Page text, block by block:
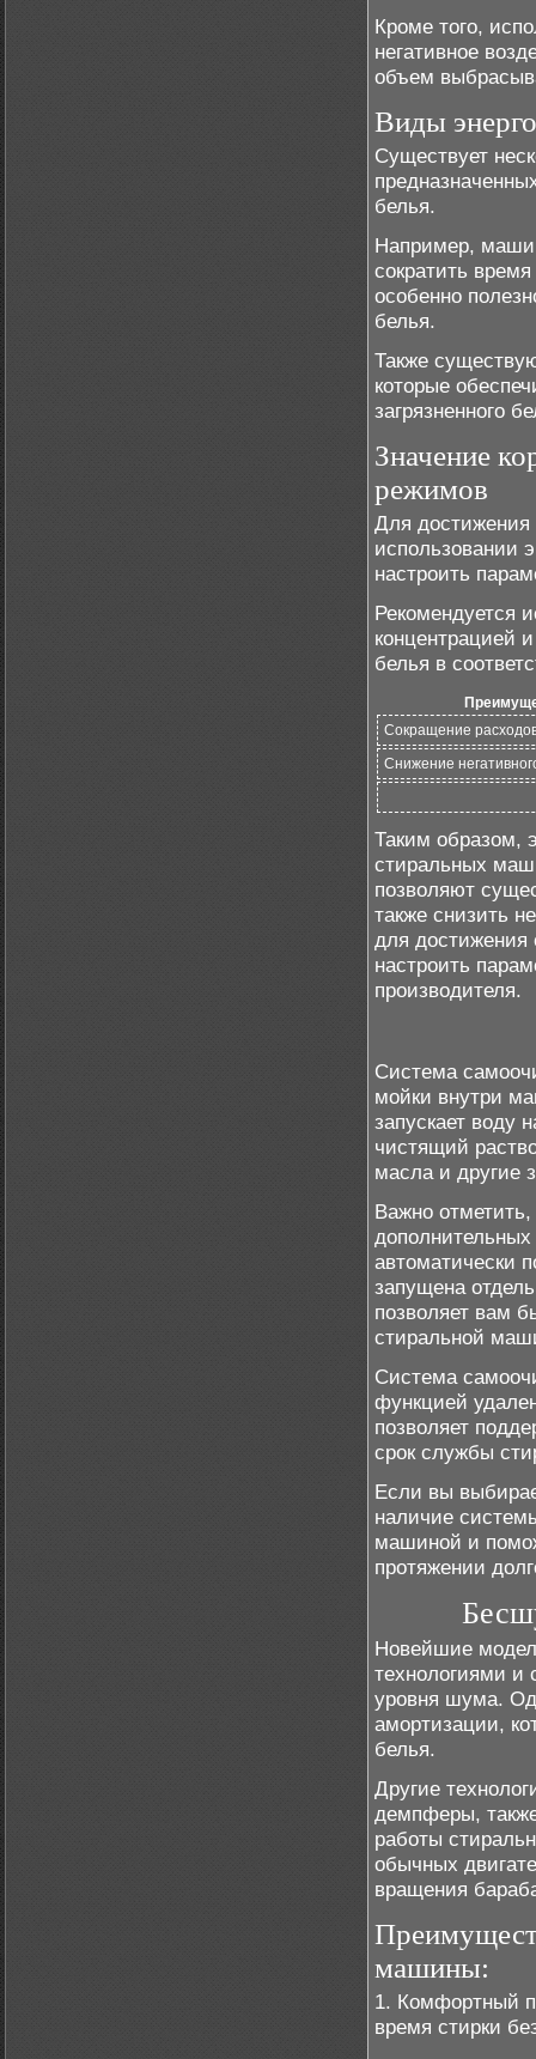
Кроме того,
негативное
объем
Виды
Существует
белья.
Например,
сократить
особенно
белья.
Также
которые
загрязненного
Значение
режимов
Для
использовании
настроить
Рекомендуется
концентрацией
белья в
Сокращение
Снижение
Таким образом,
стиральных
позволяют
также снизить
для достижения
настроить
производителя.
Система
мойки внутри
запускает воду
чистящий
масла и другие
Важно
дополнительных
автоматически
запущена
позволяет вам
стиральной
Система
функцией
позволяет
срок службы
Если вы
наличие
машиной и
протяжении
Новейшие
технологиями и
уровня шума.
амортизации,
белья.
Другие
демпферы,
работы
обычных
вращения
машины:
1. Комфортный
время стирки